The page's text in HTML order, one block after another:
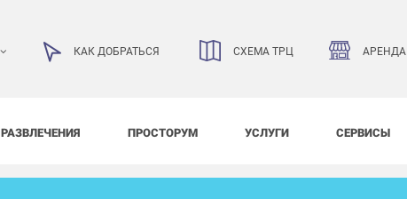
КАК ДОБРАТЬСЯ СХЕМА ТРЦ АРЕНДА
РАЗВЛЕЧЕНИЯ ПРОСТОРУМ УСЛУГИ СЕРВИСЫ